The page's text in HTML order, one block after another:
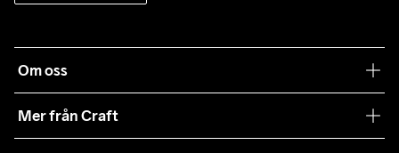
Om oss
Mer från Craft